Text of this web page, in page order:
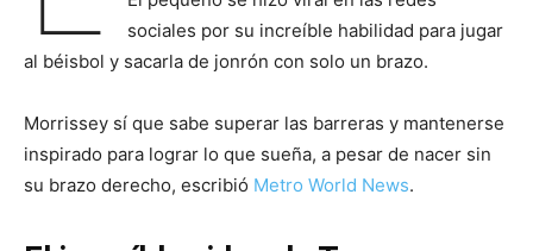
sociales por su increíble habilidad para jugar
al béisbol y sacarla de jonrón con solo un brazo.
Morrissey sí que sabe superar las barreras y mantenerse
inspirado para lograr lo que sueña, a pesar de nacer sin
su brazo derecho, escribió Metro World News.